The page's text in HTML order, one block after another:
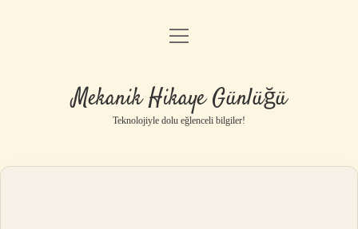
Anasayfa
Yasal Uyarı
menüyü
Mekanik Hikaye Günlüğü
Teknolojiyle dolu eğlenceli bilgiler!